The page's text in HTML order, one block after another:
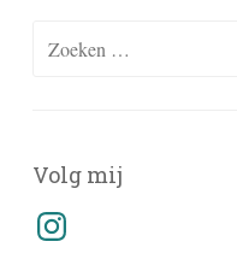
Zoeken
Volg mij
Instagram